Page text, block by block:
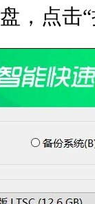
盘，点击